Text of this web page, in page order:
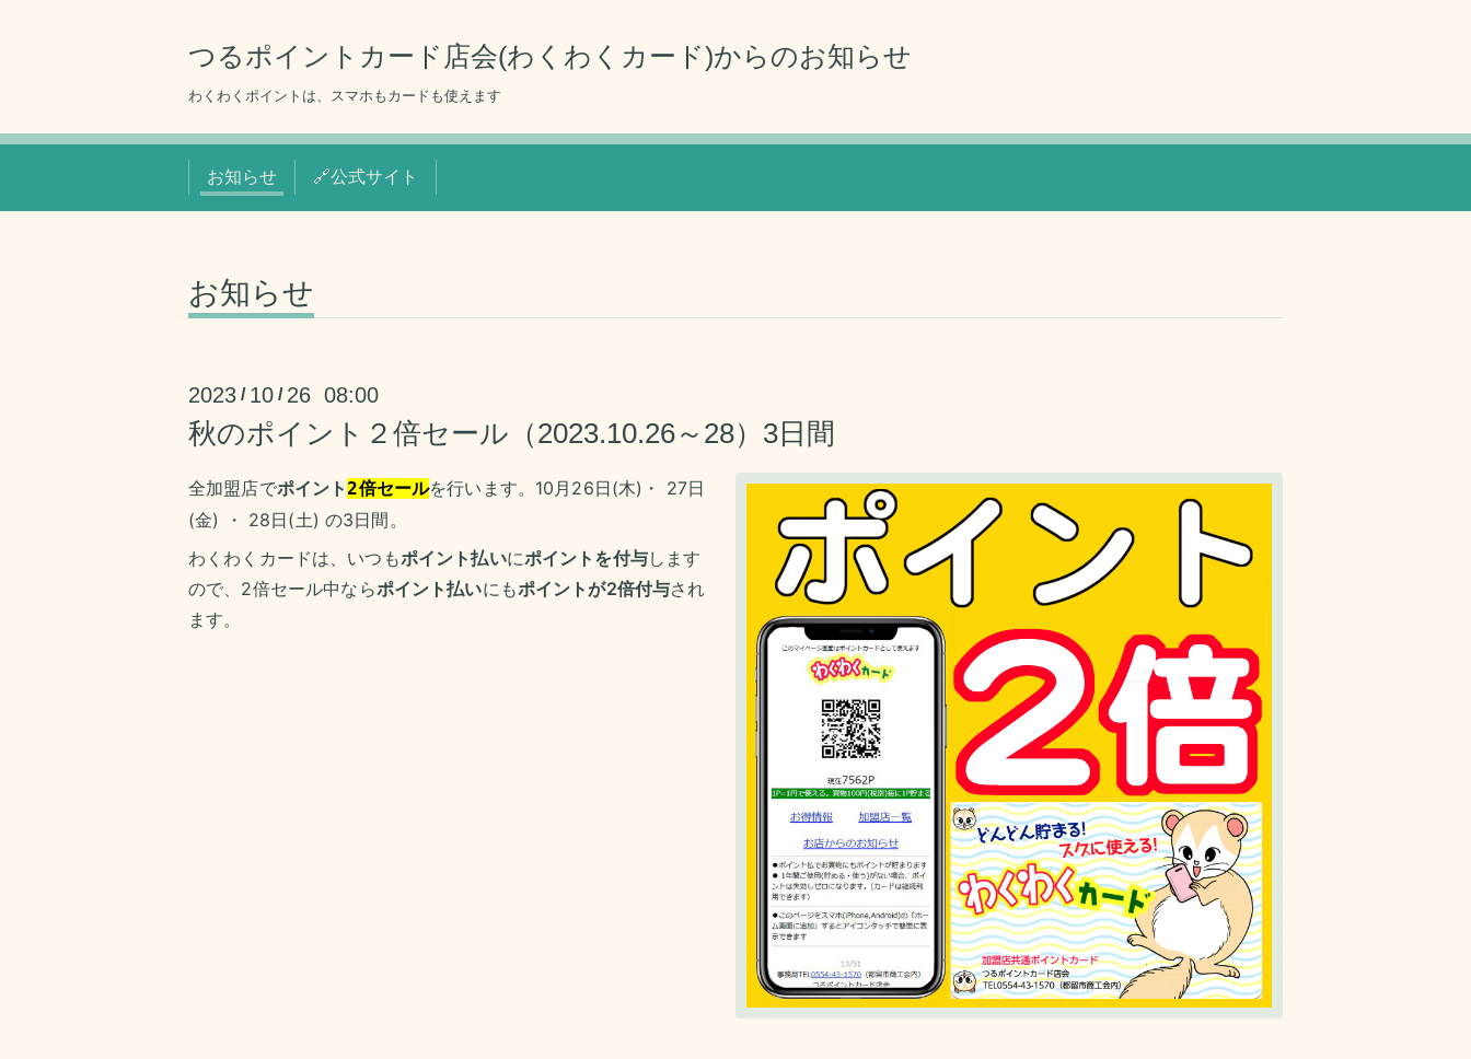
つるポイントカード店会(わくわくカード)からのお知らせ
わくわくポイントは、スマホもカードも使えます
お知らせ 🔗公式サイト
お知らせ
2023 / 10 / 26 08:00
秋のポイント２倍セール（2023.10.26～28）3日間
全加盟店でポイント 2倍セールを行います。10月26日(木)・ 27日
(金) ・ 28日(土) の3日間。
わくわくカードは、いつもポイント払いにポイントを付与します
ので、2倍セール中ならポイント払いにもポイントが2倍付与され
ます。